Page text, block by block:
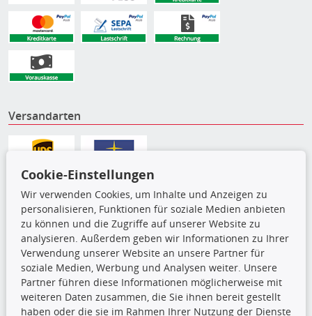
Versandarten
Die hier angezeigten Daten,
insbesondere die gesamte Datenbank,
Cookie-Einstellungen
Wir verwenden Cookies, um Inhalte und Anzeigen zu
personalisieren, Funktionen für soziale Medien anbieten
zu können und die Zugriffe auf unserer Website zu
analysieren. Außerdem geben wir Informationen zu Ihrer
Verwendung unserer Website an unsere Partner für
soziale Medien, Werbung und Analysen weiter. Unsere
Partner führen diese Informationen möglicherweise mit
weiteren Daten zusammen, die Sie ihnen bereit gestellt
haben oder die sie im Rahmen Ihrer Nutzung der Dienste